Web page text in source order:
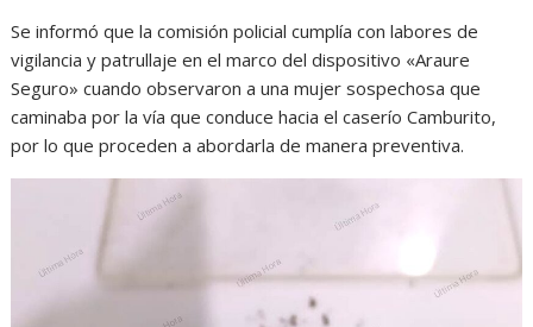
Se informó que la comisión policial cumplía con labores de
vigilancia y patrullaje en el marco del dispositivo «Araure
Seguro» cuando observaron a una mujer sospechosa que
caminaba por la vía que conduce hacia el caserío Camburito,
por lo que proceden a abordarla de manera preventiva.